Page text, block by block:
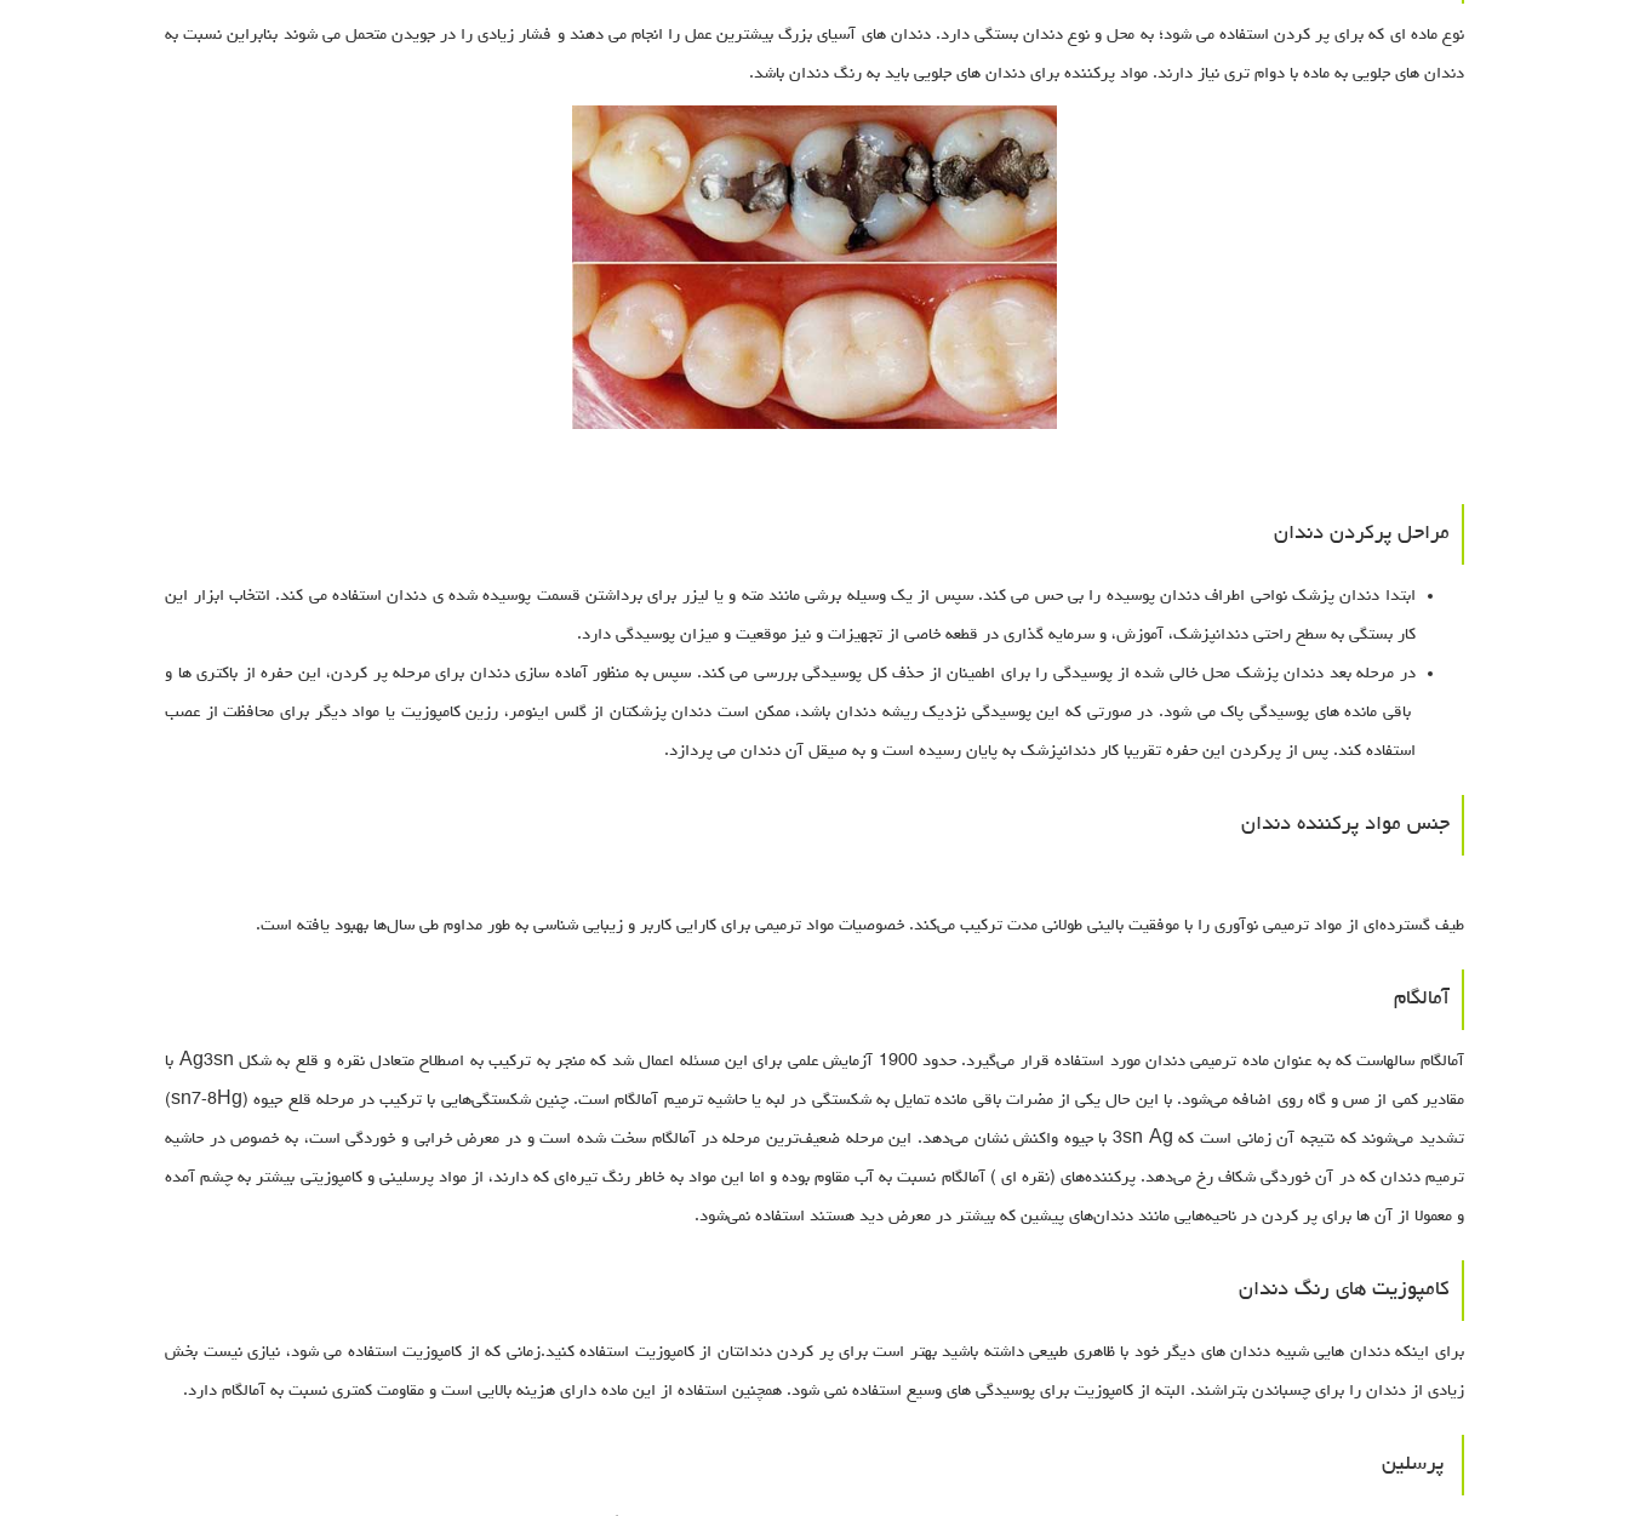
نوع ماده ای که برای پر کردن استفاده می شود؛ به محل و نوع دندان بستگی دارد. دندان های آسیای بزرگ بیشترین عمل را انجام می دهند و فشار زیادی را در جویدن متحمل می شوند بنابراین نسبت به
دندان های جلویی به ماده با دوام تری نیاز دارند. مواد پرکننده برای دندان های جلویی باید به رنگ دندان باشد.
مراحل پرکردن دندان
ابتدا دندان پزشک نواحی اطراف دندان پوسیده را بی حس می کند. سپس از یک وسیله برشی مانند مته و یا لیزر برای برداشتن قسمت پوسیده شده ی دندان استفاده می کند. انتخاب ابزار این
کار بستگی به سطح راحتی دندانپزشک، آموزش، و سرمایه گذاری در قطعه خاصی از تجهیزات و نیز موقعیت و میزان پوسیدگی دارد.
در مرحله بعد دندان پزشک محل خالی شده از پوسیدگی را برای اطمینان از حذف کل پوسیدگی بررسی می کند. سپس به منظور آماده سازی دندان برای مرحله پر کردن، این حفره از باکتری ها و
باقی مانده های پوسیدگی پاک می شود. در صورتی که این پوسیدگی نزدیک ریشه دندان باشد، ممکن است دندان پزشکتان از گلس اینومر، رزین کامپوزیت یا مواد دیگر برای محافظت از عصب
استفاده کند. پس از پرکردن این حفره تقریبا کار دندانپزشک به پایان رسیده است و به صیقل آن دندان می پردازد.
جنس مواد پرکننده دندان
طیف گسترده‌ای از مواد ترمیمی نوآوری را با موفقیت بالینی طولانی مدت ترکیب می‌کند. خصوصیات مواد ترمیمی برای کارایی کاربر و زیبایی شناسی به طور مداوم طی سال‌ها بهبود یافته است.
آمالگام
آمالگام سالهاست که به عنوان ماده ترمیمی دندان مورد استفاده قرار می‌گیرد. حدود 1900 آزمایش علمی برای این مسئله اعمال شد که منجر به ترکیب به اصطلاح متعادل نقره و قلع به شکل Ag3sn با
مقادیر کمی از مس و گاه روی اضافه می‌شود. با این حال یکی از مضرات باقی مانده تمایل به شکستگی در لبه یا حاشیه ترمیم آمالگام است. چنین شکستگی‌هایی با ترکیب در مرحله قلع جیوه (sn7-8Hg)
تشدید می‌شوند که نتیجه آن زمانی است که 3sn Ag با جیوه واکنش نشان می‌دهد. این مرحله ضعیف‌ترین مرحله در آمالگام سخت شده است و در معرض خرابی و خوردگی است، به خصوص در حاشیه
ترمیم دندان که در آن خوردگی شکاف رخ می‌دهد. پرکننده‌های (نقره ای ) آمالگام نسبت به آب مقاوم بوده و اما این مواد به خاطر رنگ تیره‌ای که دارند، از مواد پرسلینی و کامپوزیتی بیشتر به چشم آمده
و معمولا از آن ها برای پر کردن در ناحیه‌هایی مانند دندان‌های پیشین که بیشتر در معرض دید هستند استفاده نمی‌شود.
کامپوزیت های رنگ دندان
برای اینکه دندان هایی شبیه دندان های دیگر خود با ظاهری طبیعی داشته باشید بهتر است برای پر کردن دندانتان از کامپوزیت استفاده کنید.زمانی که از کامپوزیت استفاده می شود، نیازی نیست بخش
زیادی از دندان را برای چسباندن بتراشند. البته از کامپوزیت برای پوسیدگی های وسیع استفاده نمی شود. همچنین استفاده از این ماده دارای هزینه بالایی است و مقاومت کمتری نسبت به آمالگام دارد.
پرسلین